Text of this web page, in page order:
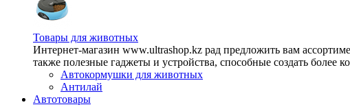
Товары для животных
Интернет-магазин www.ultrashop.kz рад предложить вам
также полезные гаджеты и устройства, способные создать
Автокормушки для животных
Антилай
Автотовары